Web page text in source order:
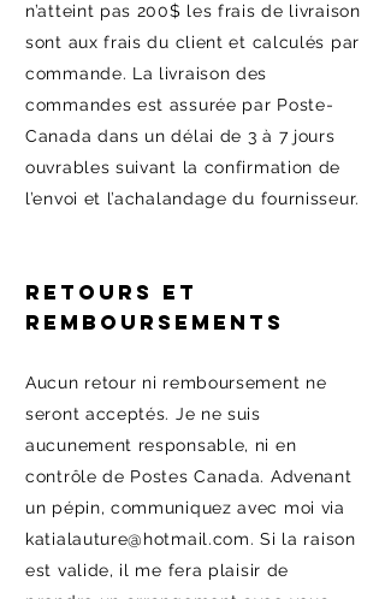
n’atteint pas 200$ les frais de livraison
sont aux frais du client et calculés par
commande. La livraison des
commandes est assurée par Poste-
Canada dans un délai de 3 à 7 jours
ouvrables suivant la confirmation de
l’envoi et l’achalandage du fournisseur.
Retours et
remboursements
Aucun retour ni remboursement ne
seront acceptés. Je ne suis
aucunement responsable, ni en
contrôle de Postes Canada. Advenant
un pépin, communiquez avec moi via
katialauture@hotmail.com. Si la raison
est valide, il me fera plaisir de